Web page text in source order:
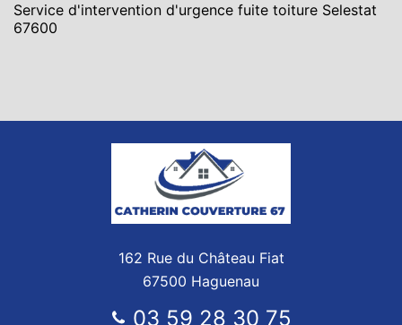
Service d'intervention d'urgence fuite toiture Selestat
67600
162 Rue du Château Fiat
67500 Haguenau
03 59 28 30 75